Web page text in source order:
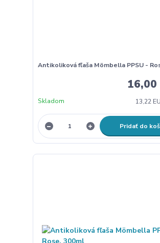
Antikoliková fľaša Mömbella PPSU -
16,00
13,22
Skladom
Pridať do